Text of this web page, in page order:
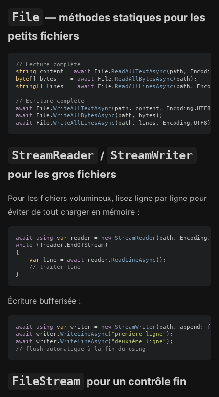
File — méthodes statiques pour les
petits fichiers
// Lecture complète
string
content = await File . ReadAllTextAsync ( path , Encoding
byte
bytes = await File . ReadAllBytesAsync ( path );
string
lines = await File . ReadAllLinesAsync ( path ,
// Écriture complète
await
File . WriteAllTextAsync ( path , content , Encoding . UTF8
await
File . WriteAllBytesAsync ( path , bytes );
await
File . WriteAllLinesAsync ( path , lines , Encoding . UTF8 );
StreamReader / StreamWriter
pour les gros fichiers
Pour les fichiers volumineux, lisez ligne par ligne pour
éviter de tout charger en mémoire :
await using var reader = new StreamReader( path , Encoding .
while
(! reader. EndOfStream )
{
var
line = await reader. ReadLineAsync ();
// traiter line
}
Écriture bufferisée :
await using var writer = new StreamWriter( path , append :
await
writer. WriteLineAsync ( "première ligne" );
await
writer. WriteLineAsync ( "deuxième ligne" );
// flush automatique à la fin du using
FileStream pour un contrôle fin